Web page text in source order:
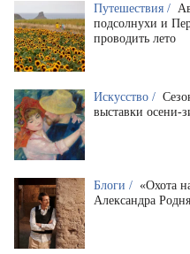
Путешествия /
подсолнухи и
проводить лето
Искусство /
выставки осени-
Блоги / «Охота
Александра